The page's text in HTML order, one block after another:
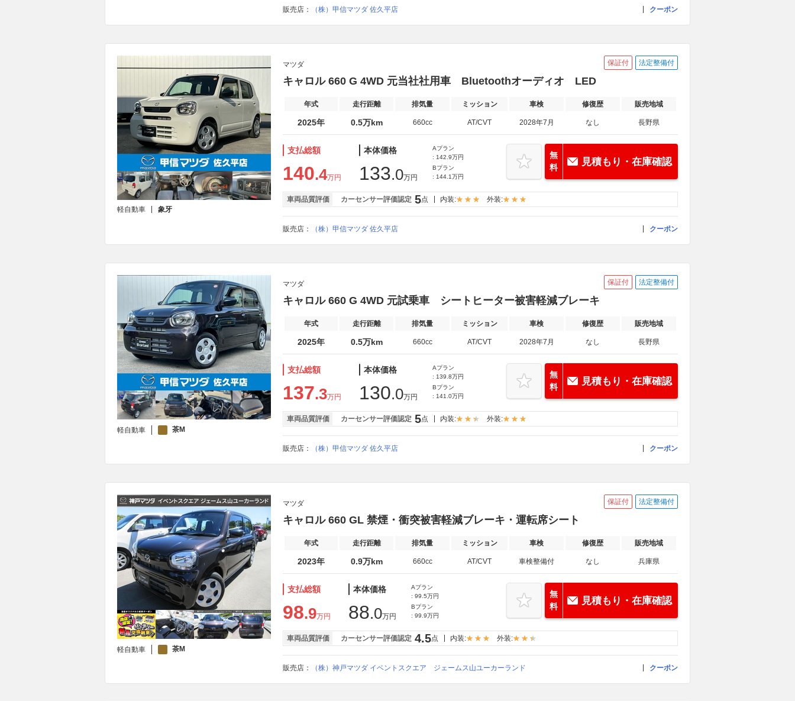
販売店： （株）甲信マツダ 佐久平店 クーポン
軽自動車 象牙
マツダ 保証付 法定整備付
キャロル 660 G 4WD 元当社社用車 Bluetoothオーディオ LED
年式 走行距離 排気量 ミッション 車検 修復歴 販売地域
2025年 0.5万km 660cc AT/CVT 2028年7月 なし 長野県
支払総額
140.4万円
本体価格
133.0万円
Aプラン
: 142.9万円
Bプラン
: 144.1万円
無
料
見積もり・在庫確認
車両品質評価 カーセンサー評価認定 5点 内装: 外装:
販売店： （株）甲信マツダ 佐久平店 クーポン
軽自動車 茶M
マツダ 保証付 法定整備付
キャロル 660 G 4WD 元試乗車 シートヒーター被害軽減ブレーキ
年式 走行距離 排気量 ミッション 車検 修復歴 販売地域
2025年 0.5万km 660cc AT/CVT 2028年7月 なし 長野県
支払総額
137.3万円
本体価格
130.0万円
Aプラン
: 139.8万円
Bプラン
: 141.0万円
無
料
見積もり・在庫確認
車両品質評価 カーセンサー評価認定 5点 内装: 外装:
販売店： （株）甲信マツダ 佐久平店 クーポン
軽自動車 茶M
マツダ 保証付 法定整備付
キャロル 660 GL 禁煙・衝突被害軽減ブレーキ・運転席シート
年式 走行距離 排気量 ミッション 車検 修復歴 販売地域
2023年 0.9万km 660cc AT/CVT 車検整備付 なし 兵庫県
支払総額
98.9万円
本体価格
88.0万円
Aプラン
: 99.5万円
Bプラン
: 99.9万円
無
料
見積もり・在庫確認
車両品質評価 カーセンサー評価認定 4.5点 内装: 外装:
販売店： （株）神戸マツダ イベントスクエア ジェームス山ユーカーランド クーポン